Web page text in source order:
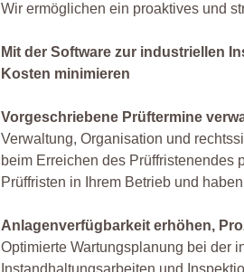
Wir ermöglichen ein proaktives und
Mit der Software zur industriellen
Kosten minimieren
Vorgeschriebene Prüftermine
Verwaltung, Organisation und
beim Erreichen des Prüffristenendes
Prüffristen in Ihrem Betrieb und
Anlagenverfügbarkeit erhöhen,
Optimierte Wartungsplanung bei der
Instandhaltungsarbeiten und